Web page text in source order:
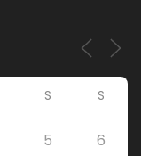
S S
5 6